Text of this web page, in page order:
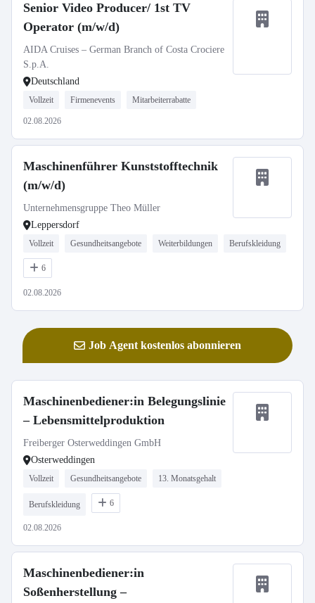
Senior Video Producer/ 1st TV
Operator (m/w/d)
AIDA Cruises – German Branch of Costa Crociere
S.p.A.
Deutschland
Vollzeit Firmenevents Mitarbeiterrabatte
02.08.2026
Maschinenführer Kunststofftechnik
(m/w/d)
Unternehmensgruppe Theo Müller
Leppersdorf
Vollzeit Gesundheitsangebote Weiterbildungen Berufskleidung
6
02.08.2026
Job Agent kostenlos abonnieren
Maschinenbediener:in Belegungslinie
– Lebensmittelproduktion
Freiberger Osterweddingen GmbH
Osterweddingen
Vollzeit Gesundheitsangebote 13. Monatsgehalt
Berufskleidung 6
02.08.2026
Maschinenbediener:in
Soßenherstellung –